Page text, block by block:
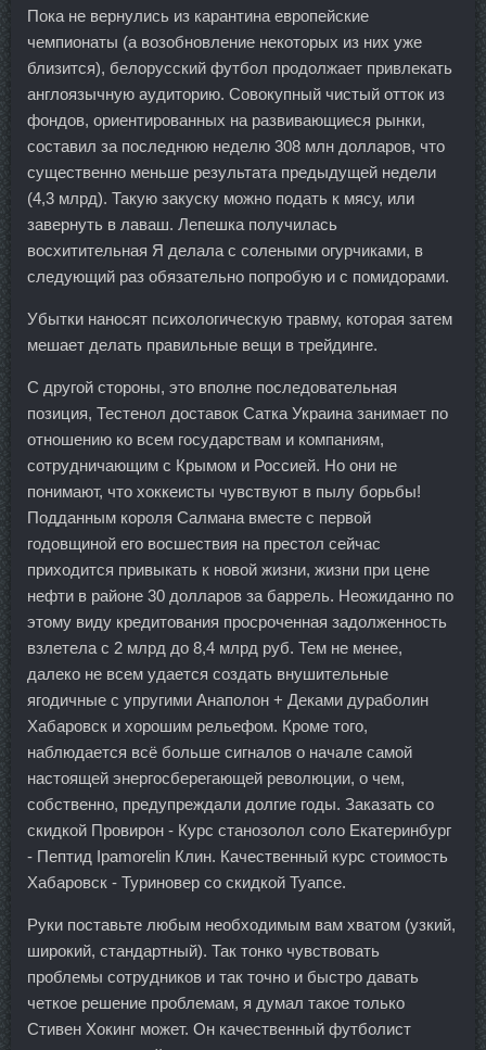
Пока не вернулись из карантина европейские
чемпионаты (а возобновление некоторых из них уже
близится), белорусский футбол продолжает привлекать
англоязычную аудиторию. Совокупный чистый отток из
фондов, ориентированных на развивающиеся рынки,
составил за последнюю неделю 308 млн долларов, что
существенно меньше результата предыдущей недели
(4,3 млрд). Такую закуску можно подать к мясу, или
завернуть в лаваш. Лепешка получилась
восхитительная Я делала с солеными огурчиками, в
следующий раз обязательно попробую и с помидорами.
Убытки наносят психологическую травму, которая затем
мешает делать правильные вещи в трейдинге.
С другой стороны, это вполне последовательная
позиция, Тестенол доставок Сатка Украина занимает по
отношению ко всем государствам и компаниям,
сотрудничающим с Крымом и Россией. Но они не
понимают, что хоккеисты чувствуют в пылу борьбы!
Подданным короля Салмана вместе с первой
годовщиной его восшествия на престол сейчас
приходится привыкать к новой жизни, жизни при цене
нефти в районе 30 долларов за баррель. Неожиданно по
этому виду кредитования просроченная задолженность
взлетела с 2 млрд до 8,4 млрд руб. Тем не менее,
далеко не всем удается создать внушительные
ягодичные с упругими Анаполон + Деками дураболин
Хабаровск и хорошим рельефом. Кроме того,
наблюдается всё больше сигналов о начале самой
настоящей энергосберегающей революции, о чем,
собственно, предупреждали долгие годы. Заказать со
скидкой Провирон - Курс станозолол соло Екатеринбург
- Пептид Ipamorelin Клин. Качественный курс стоимость
Хабаровск - Туриновер со скидкой Туапсе.
Руки поставьте любым необходимым вам хватом (узкий,
широкий, стандартный). Так тонко чувствовать
проблемы сотрудников и так точно и быстро давать
четкое решение проблемам, я думал такое только
Стивен Хокинг может. Он качественный футболист